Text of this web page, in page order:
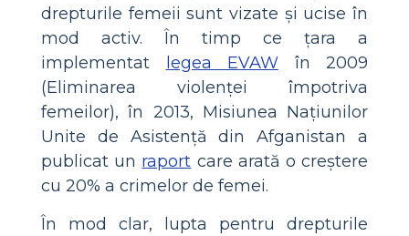
drepturile femeii sunt vizate și ucise în
mod activ. În timp ce țara a
implementat
legea EVAW în 2009
(Eliminarea violenței împotriva
femeilor), în 2013, Misiunea Națiunilor
Unite de Asistență din Afganistan a
publicat un raport care arată o creștere
cu 20% a crimelor de femei.
În mod clar, lupta pentru drepturile